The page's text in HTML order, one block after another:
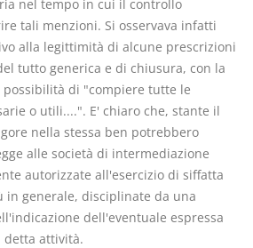
nel tempo in cui il controllo
tali menzioni. Si osservava infatti
alla legittimità di alcune prescrizioni
tutto generica e di chiusura, con la
di "compiere tutte le
o utili....". E' chiaro che, stante il
nella stessa ben potrebbero
alle società di intermediazione
autorizzate all'esercizio di siffatta
in generale, disciplinate da una
dell'eventuale espressa
detta attività.